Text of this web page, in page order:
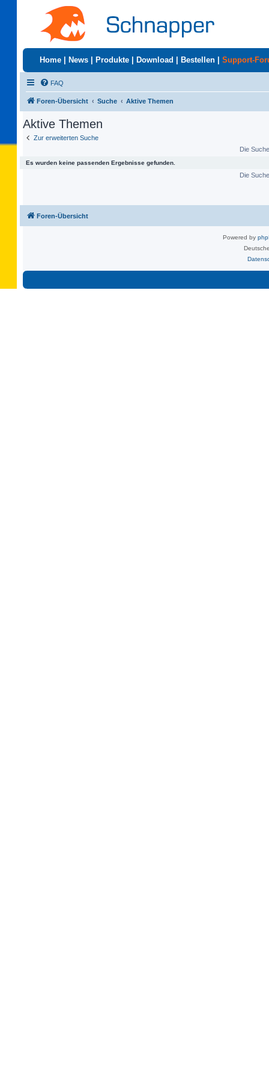
Home News Produkte Download Bestellen Support-
FAQ
Foren-Übersicht Suche Aktive Themen
Aktive Themen
Zur erweiterten Suche
Die
Es wurden keine passenden Ergebnisse gefunden.
Die
Foren-Übersicht
Powered by